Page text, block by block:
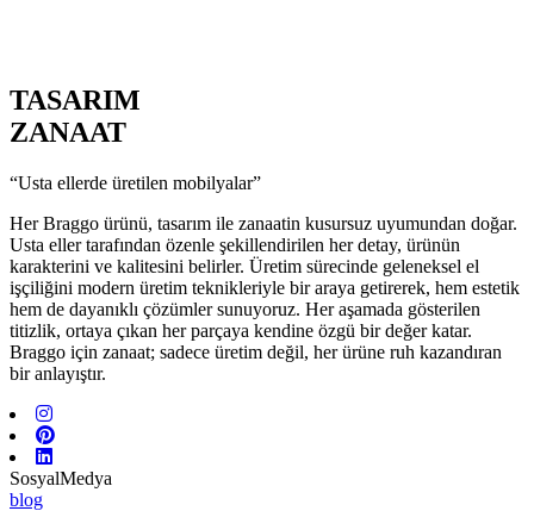
TASARIM
ZANAAT
“Usta ellerde üretilen mobilyalar”
Her Braggo ürünü, tasarım ile zanaatin kusursuz uyumundan doğar.
Usta eller tarafından özenle şekillendirilen her detay, ürünün
karakterini ve kalitesini belirler. Üretim sürecinde geleneksel el
işçiliğini modern üretim teknikleriyle bir araya getirerek, hem estetik
hem de dayanıklı çözümler sunuyoruz. Her aşamada gösterilen
titizlik, ortaya çıkan her parçaya kendine özgü bir değer katar.
Braggo için zanaat; sadece üretim değil, her ürüne ruh kazandıran
bir anlayıştır.
SosyalMedya
blog